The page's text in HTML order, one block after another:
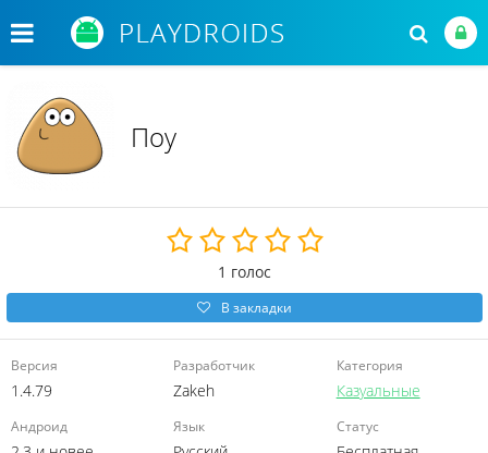
Поу
1 голос
В закладки
Версия
1.4.79
Разработчик
Zakeh
Категория
Казуальные
Андроид Язык Статус